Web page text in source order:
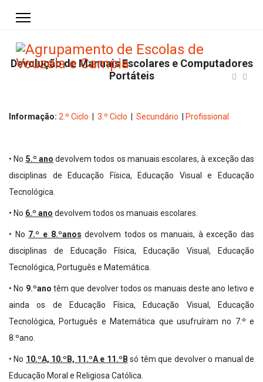
Devolução de Manuais Escolares e Computadores
Portáteis
Informação: 2.º Ciclo 3.º Ciclo Secundário Profissional
• No 5.º ano devolvem todos os manuais escolares, à exceção das
disciplinas de Educação Física, Educação Visual e Educação
Tecnológica.
• No 6.º ano devolvem todos os manuais escolares.
• No 7.º e 8.ºanos devolvem todos os manuais, à exceção das
disciplinas de Educação Física, Educação Visual, Educação
Tecnológica, Português e Matemática.
• No 9.ºano têm que devolver todos os manuais deste ano letivo e
ainda os de Educação Física, Educação Visual, Educação
Tecnológica, Português e Matemática que usufruíram no 7.º e
8.ºano.
• No 10.ºA, 10.ºB, 11.ºA e 11.ºB só têm que devolver o manual de
Educação Moral e Religiosa Católica.